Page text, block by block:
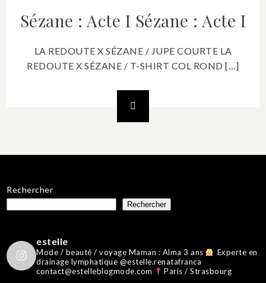
Sézane : Acte I Sézane : Acte I
LA REDOUTE X SÉZANE / JUPE COURTE LA
REDOUTE X SÉZANE / T-SHIRT COL ROND […]
Rechercher
Rechercher
estelle
Mode / beauté / voyage Maman : Alma 3 ans
Experte en
drainage lymphatique @estelle.renatafranca
contact@estelleblogmode.com
Paris / Strasbourg